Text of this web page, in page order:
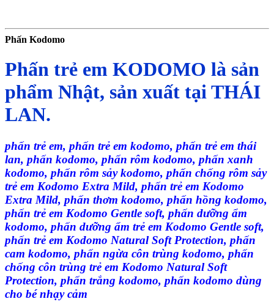
Phấn Kodomo
Phấn trẻ em KODOMO là sản
phẩm Nhật, sản xuất tại THÁI
LAN.
phấn trẻ em, phấn trẻ em kodomo, phấn trẻ em thái
lan, phấn kodomo, phấn rôm kodomo, phấn xanh
kodomo, phấn rôm sảy kodomo, phấn chống rôm sảy
trẻ em Kodomo Extra Mild, phấn trẻ em Kodomo
Extra Mild, phấn thơm kodomo, phấn hồng kodomo,
phấn trẻ em Kodomo Gentle soft, phấn dưỡng ẩm
kodomo, phấn dưỡng ẩm trẻ em Kodomo Gentle soft,
phấn trẻ em Kodomo Natural Soft Protection, phấn
cam kodomo, phấn ngừa côn trùng kodomo, phấn
chống côn trùng trẻ em Kodomo Natural Soft
Protection, phấn trắng kodomo, phấn kodomo dùng
cho bé nhạy cảm